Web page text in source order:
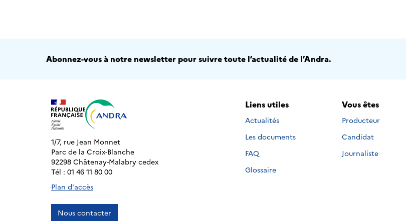
Abonnez-vous à notre newsletter pour suivre toute l’actualité de l’Andra.
1/7, rue Jean Monnet
Parc de la Croix-Blanche
92298 Châtenay-Malabry cedex
Tél : 01 46 11 80 00
Plan d'accès
Nous contacter
Liens utiles
Actualités
Les documents
FAQ
Glossaire
Vous êtes
Producteur
Candidat
Journaliste